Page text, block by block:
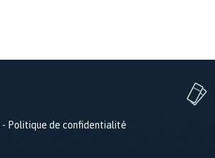
- Politique de confidentialité